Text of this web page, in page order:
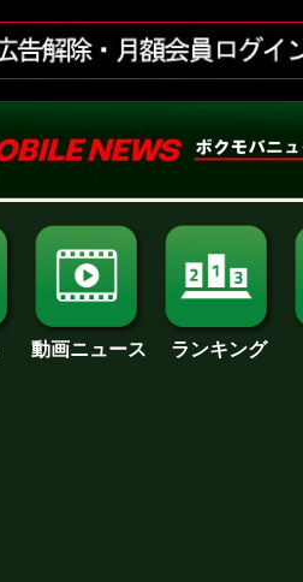
動画ニュース ランキング